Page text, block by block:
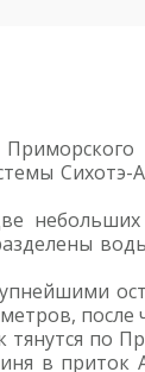
небольших
после
тянутся по
в